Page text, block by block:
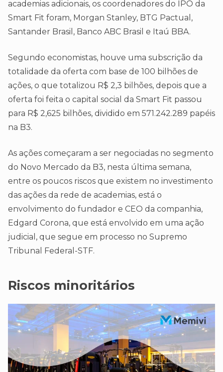
academias adicionais, os coordenadores do IPO da
Smart Fit foram, Morgan Stanley, BTG Pactual,
Santander Brasil, Banco ABC Brasil e Itaú BBA.
Segundo economistas, houve uma subscrição da
totalidade da oferta com base de 100 bilhões de
ações, o que totalizou R$ 2,3 bilhões, depois que a
oferta foi feita o capital social da Smart Fit passou
para R$ 2,625 bilhões, dividido em 571.242.289 papéis
na B3.
As ações começaram a ser negociadas no segmento
do Novo Mercado da B3, nesta última semana,
entre os poucos riscos que existem no investimento
das ações da rede de academias, está o
envolvimento do fundador e CEO da companhia,
Edgard Corona, que está envolvido em uma ação
judicial, que segue em processo no Supremo
Tribunal Federal-STF.
Riscos minoritários